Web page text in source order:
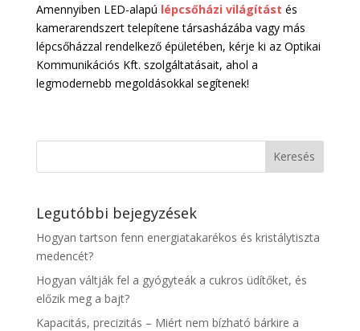
Amennyiben LED-alapú lépcsőházi világítást és
kamerarendszert telepítene társasházába vagy más
lépcsőházzal rendelkező épületében, kérje ki az Optikai
Kommunikációs Kft. szolgáltatásait, ahol a
legmodernebb megoldásokkal segítenek!
Legutóbbi bejegyzések
Hogyan tartson fenn energiatakarékos és kristálytiszta
medencét?
Hogyan váltják fel a gyógyteák a cukros üdítőket, és
előzik meg a bajt?
Kapacitás, precizitás – Miért nem bízható bárkire a